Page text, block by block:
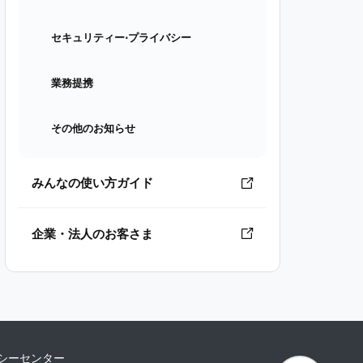
セキュリティー⋅プライバシー
業務提携
その他のお知らせ
みんなの使い方ガイド
企業・法人のお客さま
ーセンター